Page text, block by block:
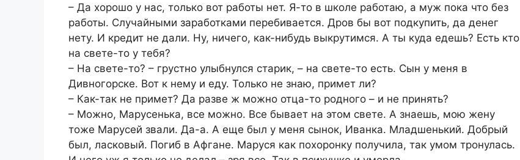
– Да хорошо у нас, только вот работы нет. Я-то в школе работаю, а муж пока что без
работы. Случайными заработками перебивается. Дров бы вот подкупить, да денег
нету. И кредит не дали. Ну, ничего, как-нибудь выкрутимся. А ты куда едешь? Есть кто
на свете-то у тебя?
– На свете-то? – грустно улыбнулся старик, – на свете-то есть. Сын у меня в
Дивногорске. Вот к нему и еду. Только не знаю, примет ли?
– Как-так не примет? Да разве ж можно отца-то родного – и не принять?
– Можно, Марусенька, все можно. Все бывает на этом свете. А знаешь, мою жену
тоже Марусей звали. Да-а. А еще был у меня сынок, Иванка. Младшенький. Добрый
был, ласковый. Погиб в Афгане. Маруся как похоронку получила, так умом тронулась.